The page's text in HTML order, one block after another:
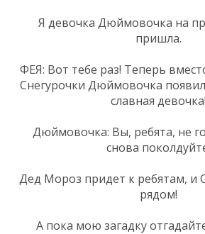
Я девочка Дюймовочка на
пришла.
ФЕЯ: Вот тебе раз! Теперь
Снегурочки Дюймовочка
славная девочка!
Дюймовочка: Вы, ребята, не
снова
Дед Мороз придет к ребятам, и
рядом!
А пока мою загадку